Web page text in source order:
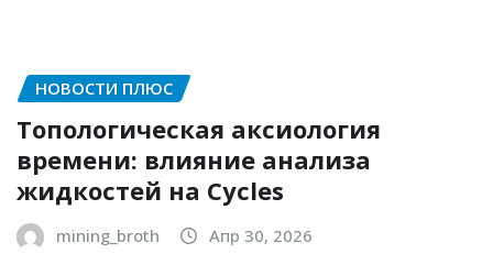
НОВОСТИ ПЛЮС
Топологическая аксиология
времени: влияние анализа
жидкостей на Cycles
mining_broth Апр 30, 2026